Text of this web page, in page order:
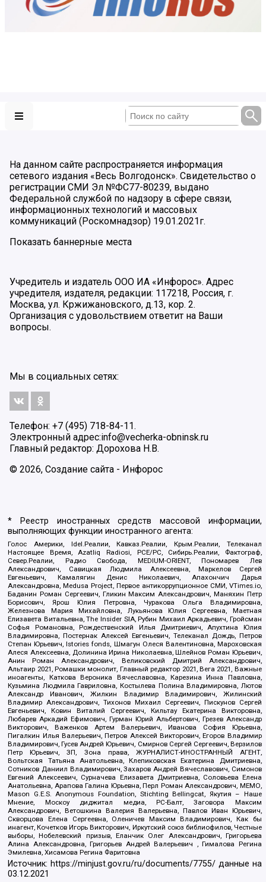
На данном сайте распространяется информация
сетевого издания «Весь Волгодонск». Свидетельство о
регистрации СМИ Эл №ФС77-80239, выдано
Федеральной службой по надзору в сфере связи,
информационных технологий и массовых
коммуникаций (Роскомнадзор) 19.01.2021г.
Показать баннерные места
Учредитель и издатель ООО ИА «Инфорос». Адрес
учредителя, издателя, редакции: 117218, Россия, г.
Москва, ул. Кржижановского, д.13, кор. 2.
Организация с удовольствием ответит на Ваши
вопросы.
Мы в социальных сетях:
Телефон: +7 (495) 718-84-11.
Электронный адрес:info@vecherka-obninsk.ru
Главный редактор: Дорохова Н.В.
© 2026, Создание сайта - Инфорос
* Реестр иностранных средств массовой информации,
выполняющих функции иностранного агента:
Голос Америки, Idel.Реалии, Кавказ.Реалии, Крым.Реалии, Телеканал
Настоящее Время, Azatliq Radiosi, PCE/PC, Сибирь.Реалии, Фактограф,
Север.Реалии, Радио Свобода, MEDIUM-ORIENT, Пономарев Лев
Александрович, Савицкая Людмила Алексеевна, Маркелов Сергей
Евгеньевич, Камалягин Денис Николаевич, Апахончич Дарья
Александровна, Medusa Project, Первое антикоррупционное СМИ, VTimes.io,
Баданин Роман Сергеевич, Гликин Максим Александрович, Маняхин Петр
Борисович, Ярош Юлия Петровна, Чуракова Ольга Владимировна,
Железнова Мария Михайловна, Лукьянова Юлия Сергеевна, Маетная
Елизавета Витальевна, The Insider SIA, Рубин Михаил Аркадьевич, Гройсман
Софья Романовна, Рождественский Илья Дмитриевич, Апухтина Юлия
Владимировна, Постернак Алексей Евгеньевич, Телеканал Дождь, Петров
Степан Юрьевич, Istories fonds, Шмагун Олеся Валентиновна, Мароховская
Алеся Алексеевна, Долинина Ирина Николаевна, Шлейнов Роман Юрьевич,
Анин Роман Александрович, Великовский Дмитрий Александрович,
Альтаир 2021, Ромашки монолит, Главный редактор 2021, Вега 2021, Важные
иноагенты, Каткова Вероника Вячеславовна, Карезина Инна Павловна,
Кузьмина Людмила Гавриловна, Костылева Полина Владимировна, Лютов
Александр Иванович, Жилкин Владимир Владимирович, Жилинский
Владимир Александрович, Тихонов Михаил Сергеевич, Пискунов Сергей
Евгеньевич, Ковин Виталий Сергеевич, Кильтау Екатерина Викторовна,
Любарев Аркадий Ефимович, Гурман Юрий Альбертович, Грезев Александр
Викторович, Важенков Артем Валерьевич, Иванова София Юрьевна,
Пигалкин Илья Валерьевич, Петров Алексей Викторович, Егоров Владимир
Владимирович, Гусев Андрей Юрьевич, Смирнов Сергей Сергеевич, Верзилов
Петр Юрьевич, ЗП, Зона права, ЖУРНАЛИСТ-ИНОСТРАННЫЙ АГЕНТ,
Вольтская Татьяна Анатольевна, Клепиковская Екатерина Дмитриевна,
Сотников Даниил Владимирович, Захаров Андрей Вячеславович, Симонов
Евгений Алексеевич, Сурначева Елизавета Дмитриевна, Соловьева Елена
Анатольевна, Арапова Галина Юрьевна, Перл Роман Александрович, МЕМО,
Mason G.E.S. Anonymous Foundation, Stichting Bellingcat, Якутия – Наше
Мнение, Москоу диджитал медиа, РС-Балт, Заговора Максим
Александрович, Ветошкина Валерия Валерьевна, Павлов Иван Юрьевич,
Скворцова Елена Сергеевна, Оленичев Максим Владимирович, Как бы
инагент, Кочетков Игорь Викторович, Иркутский союз библиофилов, Честные
выборы, Нобелевский призыв, Еланчик Олег Александрович, Григорьева
Алина Александровна, Григорьев Андрей Валерьевич , Гималова Регина
Эмилевна, Хисамова Регина Фаритовна
Источник: https://minjust.gov.ru/ru/documents/7755/ данные на
03.12.2021